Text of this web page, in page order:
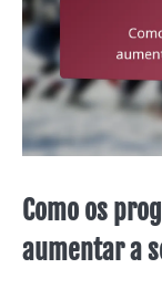
Como os
aumentar a